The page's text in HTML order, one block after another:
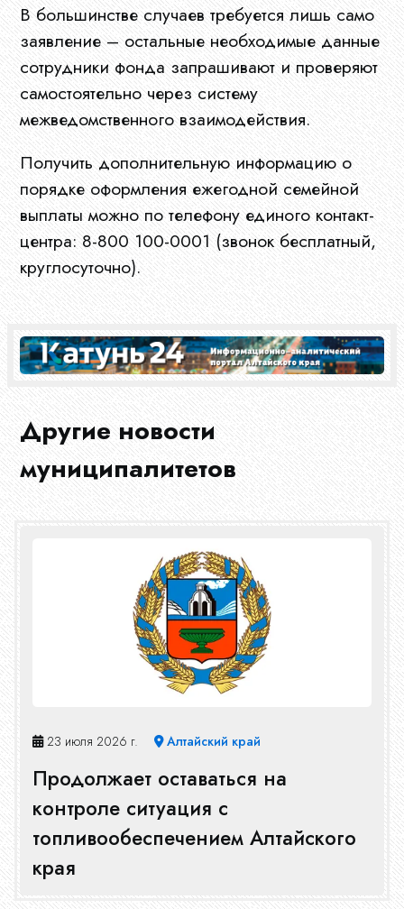
Ограны
МСУ
Документы
Новости
Конкурсы
Эфир
Журнал
В большинстве случаев требуется лишь само
заявление – остальные необходимые данные
сотрудники фонда запрашивают и проверяют
самостоятельно через систему
межведомственного взаимодействия.
Получить дополнительную информацию о
порядке оформления ежегодной семейной
выплаты можно по телефону единого контакт-
центра: 8-800 100-0001 (звонок бесплатный,
круглосуточно).
Другие новости
муниципалитетов
23 июля 2026 г. Алтайский край
Продолжает оставаться на
контроле ситуация с
топливообеспечением Алтайского
края